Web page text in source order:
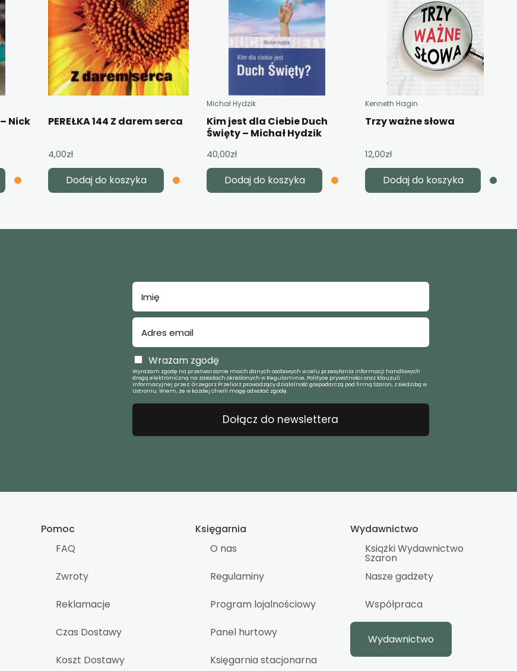
Nick
PEREŁKA 144 Z darem serca
4,00zł
Dodaj do koszyka
Michał Hydzik
Kim jest dla Ciebie Duch
Święty – Michał Hydzik
40,00zł
Dodaj do koszyka
Kenneth Hagin
Trzy ważne słowa
12,00zł
Dodaj do koszyka
Wrażam zgodę
Wyrażam zgodę na przetwarzanie moich danych osobowych w celu przesyłania informacji handlowych
drogą elektroniczną na zasadach określonych w Regulaminie, Polityce prywatności oraz klauzuli
informacyjnej przez: Grzegorz Przeliorz prowadzący działalność gospodarczą pod firmą Szaron, z siedzibą w
Ustroniu. Wiem, że w każdej chwili mogę odwołać zgodę.
Dołącz do newslettera
Pomoc
FAQ
Zwroty
Reklamacje
Czas Dostawy
Koszt Dostawy
Księgarnia
O nas
Regulaminy
Program lojalnościowy
Panel hurtowy
Księgarnia stacjonarna
Wydawnictwo
Książki Wydawnictwo
Szaron
Nasze gadżety
Współpraca
Wydawnictwo